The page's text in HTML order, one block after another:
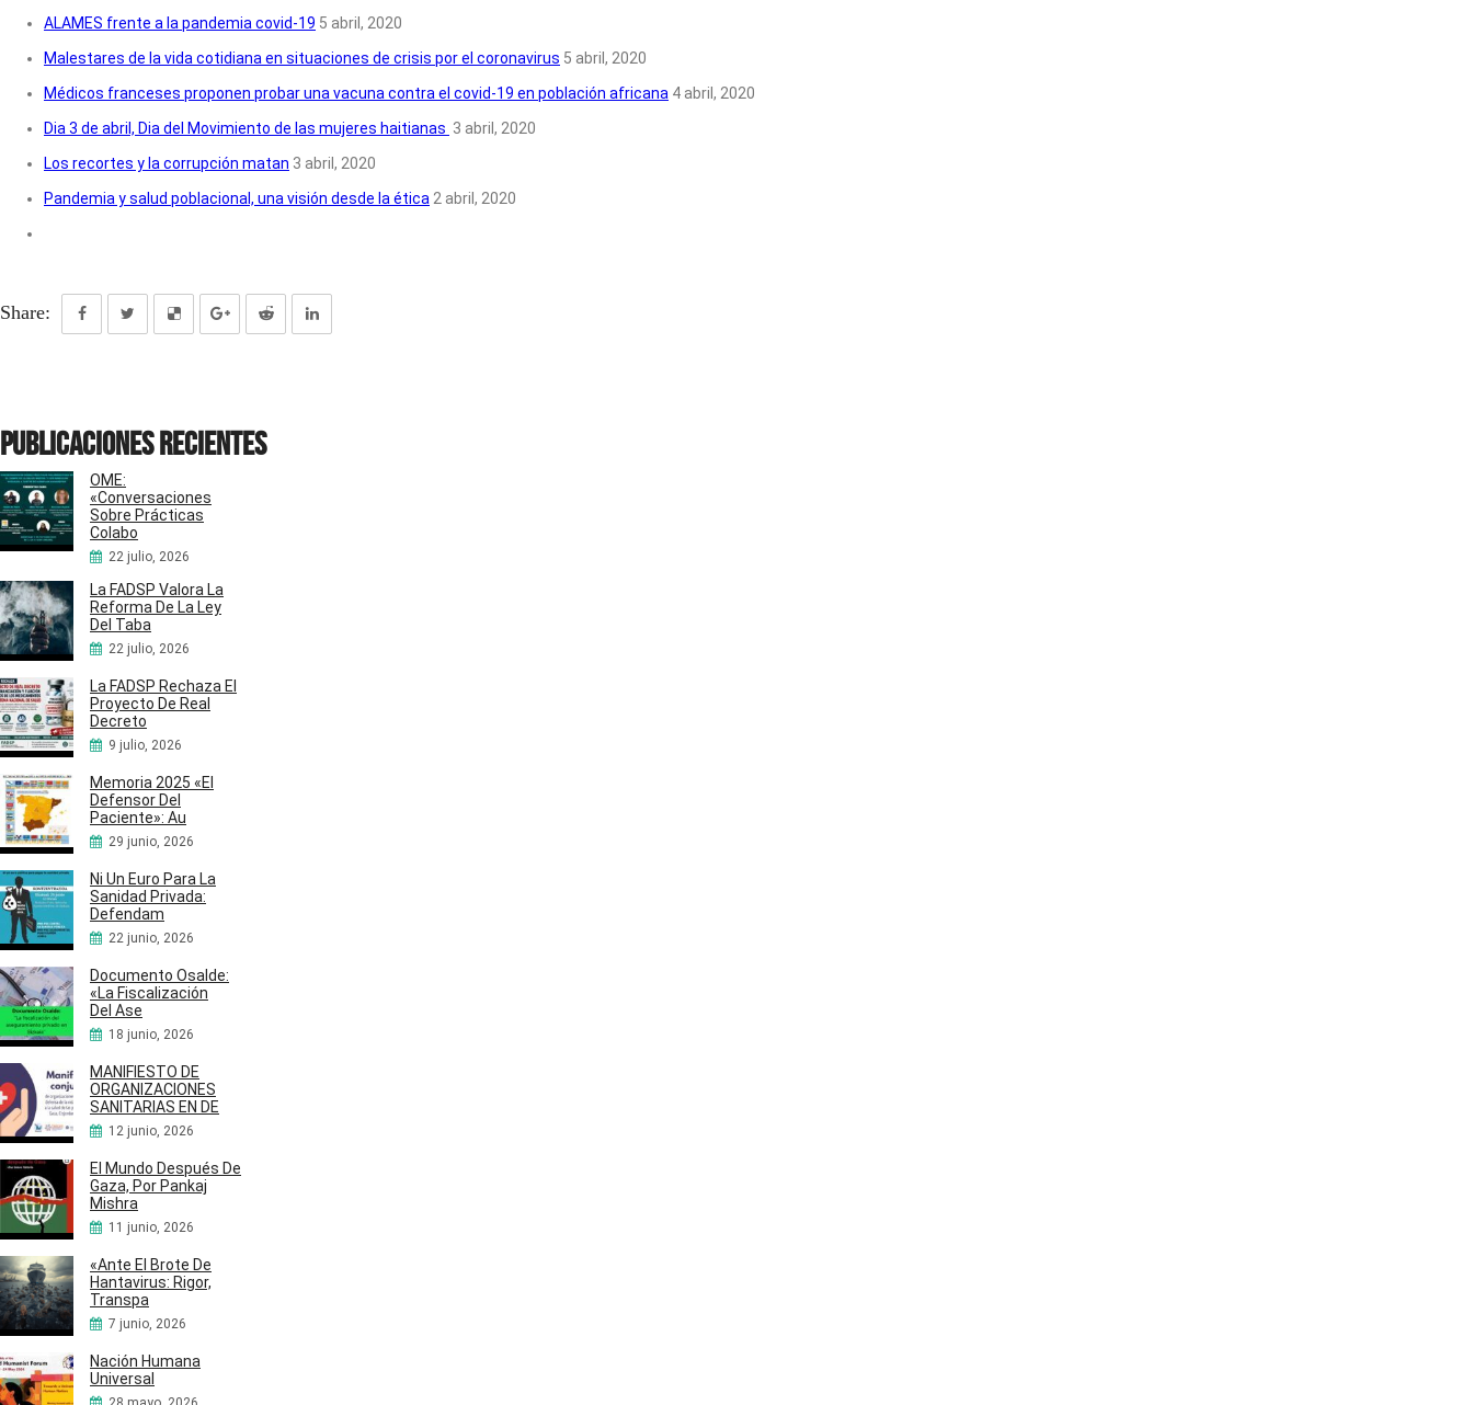
ALAMES frente a la pandemia covid-19 5 abril, 2020
Malestares de la vida cotidiana en situaciones de crisis por el coronavirus 5 abril, 2020
Médicos franceses proponen probar una vacuna contra el covid-19 en población africana 4 abril, 2020
Dia 3 de abril, Dia del Movimiento de las mujeres haitianas 3 abril, 2020
Los recortes y la corrupción matan 3 abril, 2020
Pandemia y salud poblacional, una visión desde la ética2 abril, 2020
Share:
Publicaciones recientes
OME:
«Conversaciones
Sobre Prácticas
Colabo
22 julio, 2026
La FADSP Valora La
Reforma De La Ley
Del Taba
22 julio, 2026
La FADSP Rechaza El
Proyecto De Real
Decreto
9 julio, 2026
Memoria 2025 «El
Defensor Del
Paciente»: Au
29 junio, 2026
Ni Un Euro Para La
Sanidad Privada:
Defendam
22 junio, 2026
Documento Osalde:
«La Fiscalización
Del Ase
18 junio, 2026
MANIFIESTO DE
ORGANIZACIONES
SANITARIAS EN DE
12 junio, 2026
El Mundo Después De
Gaza, Por Pankaj
Mishra
11 junio, 2026
«Ante El Brote De
Hantavirus: Rigor,
Transpa
7 junio, 2026
Nación Humana
Universal